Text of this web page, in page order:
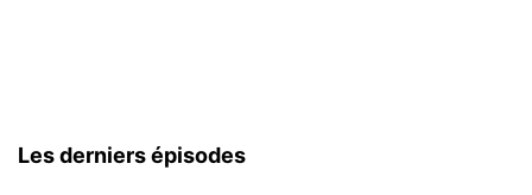
Les derniers épisodes